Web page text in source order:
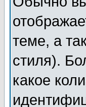
теме, а
стиля).
какое